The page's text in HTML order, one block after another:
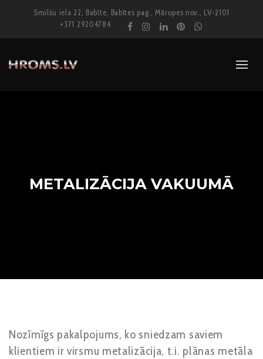
Smilšu iela 22, Babīte, Babītes pag., Mārupes nov., LV-2101
+371 29204784
METALIZĀCIJA VAKUUMĀ
Nozīmīgs pakalpojums, ko sniedzam saviem
klientiem ir virsmu metalizācija, t.i. plānas metāla